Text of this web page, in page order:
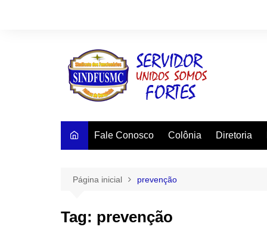
Fale Conosco Colônia Diretoria
Página inicial prevenção
Tag: prevenção